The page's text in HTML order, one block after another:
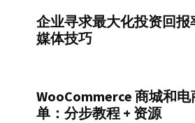
企业寻求最大化投资回
媒体技巧
WooCommerce 商城和
单：分步教程 + 资源